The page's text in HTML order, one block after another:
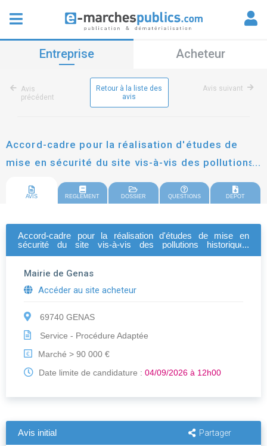
Entreprise Acheteur
Avis
précédent
Retour à la liste des
avis
Avis suivant
Accord-cadre pour la réalisation d'études de
mise en sécurité du site vis-à-vis des pollutions
historiques chimiques et pyrotechniques - site
de l'ancien fort de genas (69)
AVIS REGLEMENT DOSSIER QUESTIONS DEPOT
Accord-cadre pour la réalisation d'études de mise en
sécurité du site vis-à-vis des pollutions historiques
Mairie de Genas
Accéder au site acheteur
69740 GENAS
Service - Procédure Adaptée
€
Marché > 90 000 €
Date limite de candidature : 04/09/2026 à 12h00
Avis initial Partager